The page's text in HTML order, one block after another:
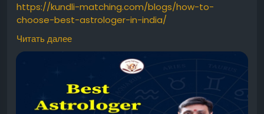
https://kundli-matching.com/blogs/how-to-
choose-best-astrologer-in-india/
#ChooseBestAstrologerinIndia
#ChooseBestAstrologerIndia
#BestAstrologerIndia
#AstrologerinIndia#AstrologerIndia
#BestAstrologer#astrology
#Astrologer
#Astrologernearme
Читать далее